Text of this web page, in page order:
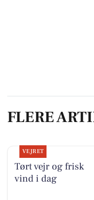
FLERE
VEJRET
Tørt vejr og frisk
vind i dag